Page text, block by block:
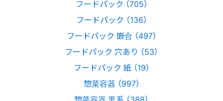
フードパック （705）
フードパック （136）
フードパック 嵌合 （497）
フードパック 穴あり （53）
フードパック 紙 （19）
惣菜容器 （997）